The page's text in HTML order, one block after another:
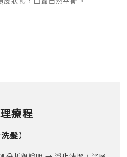
狀態，回歸自然平衡。
療程
髮）